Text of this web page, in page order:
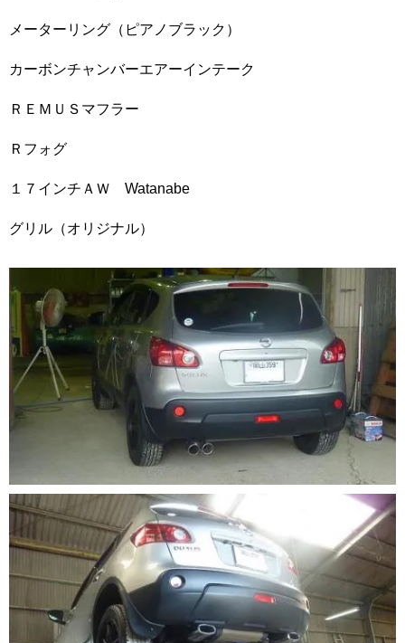
メーターリング（ピアノブラック）
カーボンチャンバーエアーインテーク
ＲＥＭＵＳマフラー
Ｒフォグ
１７インチＡＷ Watanabe
グリル（オリジナル）